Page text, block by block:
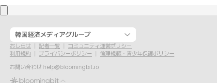
韓国経済メディアグループ
おしらせ 記者一覧
コミュニティ運営ポリシー
利用規約
プライバシーポリシー
倫理規範・青少年保護ポリシー
お問い合わせ help@bloomingbit.io